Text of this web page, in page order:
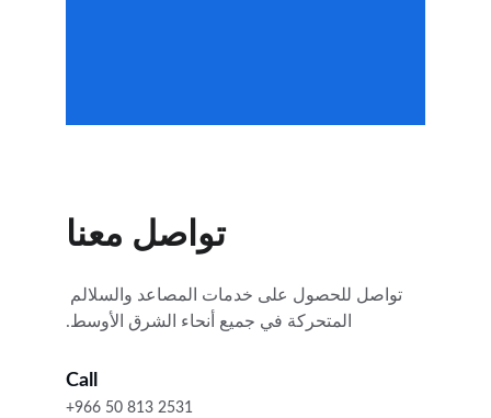
تواصل معنا
تواصل للحصول على خدمات المصاعد والسلالم
المتحركة في جميع أنحاء الشرق الأوسط.
Call
+966 50 813 2531